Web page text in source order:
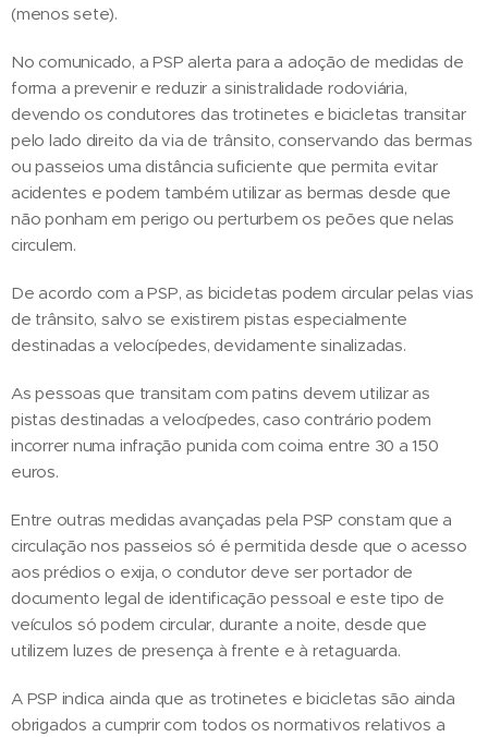
(menos sete).
No comunicado, a PSP alerta para a adoção de medidas de
forma a prevenir e reduzir a sinistralidade rodoviária,
devendo os condutores das trotinetes e bicicletas transitar
pelo lado direito da via de trânsito, conservando das bermas
ou passeios uma distância suficiente que permita evitar
acidentes e podem também utilizar as bermas desde que
não ponham em perigo ou perturbem os peões que nelas
circulem.
De acordo com a PSP, as bicicletas podem circular pelas vias
de trânsito, salvo se existirem pistas especialmente
destinadas a velocípedes, devidamente sinalizadas.
As pessoas que transitam com patins devem utilizar as
pistas destinadas a velocípedes, caso contrário podem
incorrer numa infração punida com coima entre 30 a 150
euros.
Entre outras medidas avançadas pela PSP constam que a
circulação nos passeios só é permitida desde que o acesso
aos prédios o exija, o condutor deve ser portador de
documento legal de identificação pessoal e este tipo de
veículos só podem circular, durante a noite, desde que
utilizem luzes de presença à frente e à retaguarda.
A PSP indica ainda que as trotinetes e bicicletas são ainda
obrigados a cumprir com todos os normativos relativos a